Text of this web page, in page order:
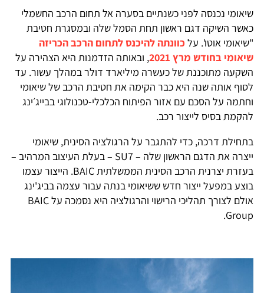
שיאומי נכנסה לפני כשנתיים בסערה אל תחום הרכב החשמלי
כאשר השיקה דגם ראשון תחת הסמל שלה ובמסגרת חטיבת
"שיאומי אוטו'. על כוונתה להיכנס לתחום הרכב הכריזה
שיאומי בחודש מרץ 2021
, ובאותה הזדמנות היא הצהירה על
השקעה מתוכננת של כעשרה מיליארד דולר במהלך עשור. עד
לסוף אותה שנה היא כבר הקימה את חטיבת הרכב של שיאומי
וחתמה על הסכם עם אזור הפיתוח הכלכלי-טכנולוגי בבייג׳ינג
להקמת בסיס לייצור רכב.
בתחילת דרכה, כדי להתגבר על הרגולציה הסינית, שיאומי
ייצרה את הדגם הראשון שלה – SU7 – בעלת העיצוב המרהיב –
בעזרת יצרנית הרכב הסינית הממשלתית BAIC. הייצור עצמו
בוצע במפעל ייצור חדש ששיאומי בנתה עבור עצמה בביג'ינג
אולם לצורך תהליכי הרישוי והרגולציה היא נסמכה על BAIC
Group.